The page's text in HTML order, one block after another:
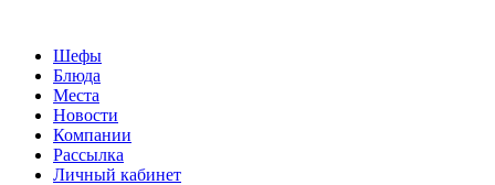
Шефы
Блюда
Места
Новости
Компании
Рассылка
Личный кабинет